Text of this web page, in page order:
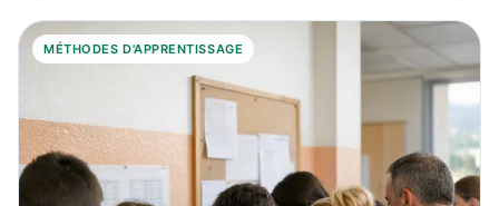
MÉTHODES D'APPRENTISSAGE